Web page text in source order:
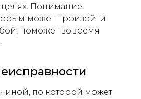
Понимание
может произойти
поможет вовремя
по которой может